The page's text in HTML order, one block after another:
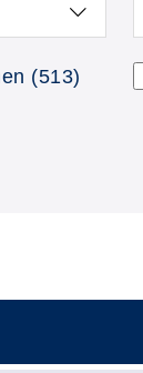
(513)